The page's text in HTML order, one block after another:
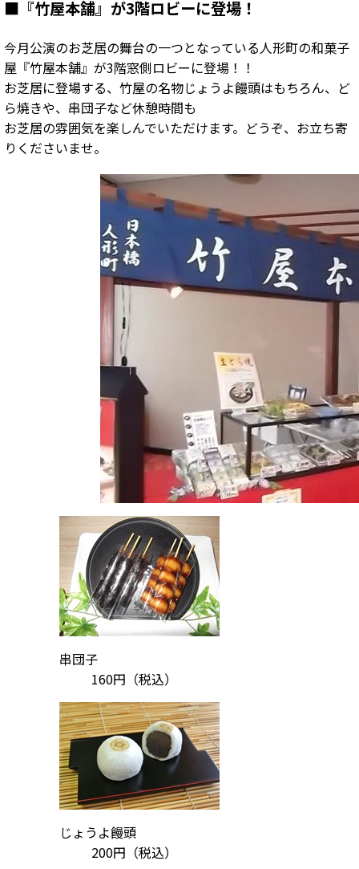
■ 『竹屋本舗』が3階ロビーに登場！
今月公演のお芝居の舞台の一つとなっている人形町の和菓子
屋『竹屋本舗』が3階窓側ロビーに登場！！
お芝居に登場する、竹屋の名物じょうよ饅頭はもちろん、ど
ら焼きや、串団子など休憩時間も
お芝居の雰囲気を楽しんでいただけます。どうぞ、お立ち寄
りくださいませ。
串団子
160円 （税込）
じょうよ饅頭
200円 （税込）